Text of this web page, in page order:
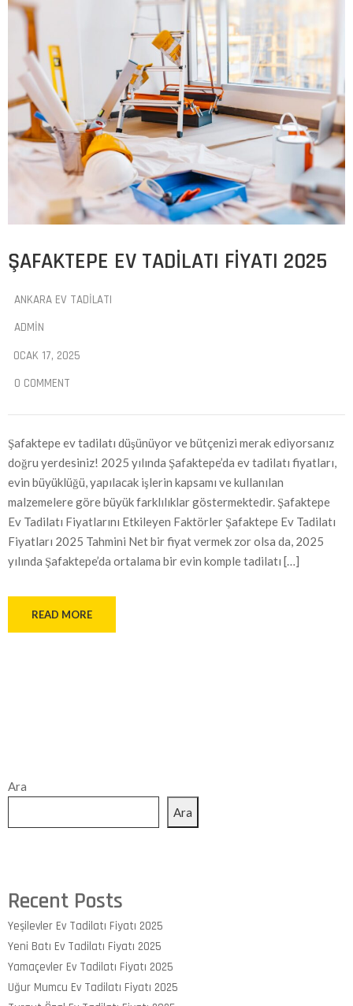
ŞAFAKTEPE EV TADILATI FIYATI 2025
ANKARA EV TADILATI
ADMIN
OCAK 17, 2025
0 COMMENT
Şafaktepe ev tadilatı düşünüyor ve bütçenizi merak ediyorsanız
doğru yerdesiniz! 2025 yılında Şafaktepe’da ev tadilatı fiyatları,
evin büyüklüğü, yapılacak işlerin kapsamı ve kullanılan
malzemelere göre büyük farklılıklar göstermektedir. Şafaktepe
Ev Tadilatı Fiyatlarını Etkileyen Faktörler Şafaktepe Ev Tadilatı
Fiyatları 2025 Tahmini Net bir fiyat vermek zor olsa da, 2025
yılında Şafaktepe’da ortalama bir evin komple tadilatı […]
READ MORE
Ara
Ara
Recent Posts
Yeşilevler Ev Tadilatı Fiyatı 2025
Yeni Batı Ev Tadilatı Fiyatı 2025
Yamaçevler Ev Tadilatı Fiyatı 2025
Uğur Mumcu Ev Tadilatı Fiyatı 2025